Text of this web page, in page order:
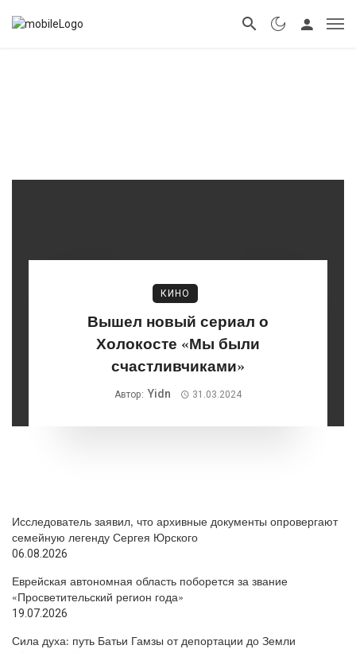
КИНО
Вышел новый сериал о
Холокосте «Мы были
счастливчиками»
Автор: Yidn 31.03.2024
Исследователь заявил, что архивные документы опровергают
семейную легенду Сергея Юрского
06.08.2026
Еврейская автономная область поборется за звание
«Просветительский регион года»
19.07.2026
Сила духа: путь Батьи Гамзы от депортации до Земли